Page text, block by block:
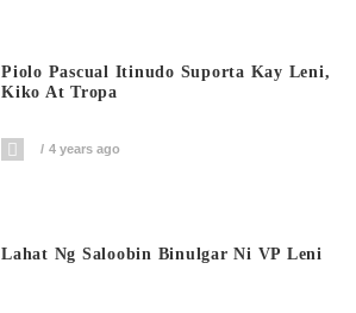
Piolo Pascual Itinudo Suporta Kay Leni,
Kiko At Tropa
4 years ago
Lahat Ng Saloobin Binulgar Ni VP Leni